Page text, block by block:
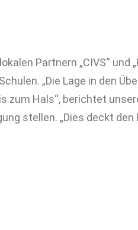
Partnern „CIVS“ und
„Die Lage in den
Hals“, berichtet
stellen. „Dies deckt den